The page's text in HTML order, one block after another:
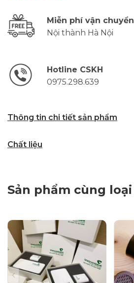
Miễn phí vận chuyển
Nội thành Hà Nội
Hotline CSKH
0975.298.639
Thông tin chi tiết sản phẩm
Chất liệu
Sản phẩm cùng loại